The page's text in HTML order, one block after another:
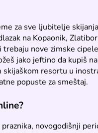
za sve ljubitelje
na Kopaonik,
trebaju nove zimske
jako jeftino da kupiš na
skijaškom resortu u
popuste za smeštaj.
novogodišnji